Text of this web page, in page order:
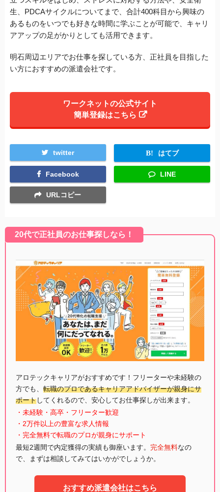
生、PDCAサイクルについてまで、合計400科目から興味の
あるものをいつでも好きな時間に学ぶことが可能で、キャリ
アアップの足がかりとしても活用できます。
明石周辺エリアでお仕事を探している方、正社員を目指した
い方におすすめの派遣会社です。
ワークネットの公式サイト
簡単登録はこちら
twitter はてブ
Facebook LINE
URLコピー
20代で正社員のお仕事探しなら！
アロテックキャリアがおすすめです！フリーターや未経験の
方でも、 転職のプロであるキャリアアドバイザーが親身にサ
ポートしてくれるので、安心してお仕事探しが出来ます。
・未経験・高卒・フリーター歓迎
・2万件以上の豊富な求人情報
・完全無料で転職のプロが親身にサポート
最短2週間で内定獲得の実績も御座います。 完全無料なの
で、まずは相談してみてはいかがでしょうか。
おすすめ派遣会社はこちら